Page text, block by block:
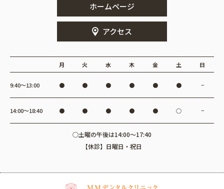
ホームページ
アクセス
月 火 水 木 金 土 日
9:40〜13:00 ● ● ● ● ● ● −
14:00〜18:40 ● ● ● ● ● ○ −
○土曜の午後は14:00～17:40
【休診】日曜日・祝日